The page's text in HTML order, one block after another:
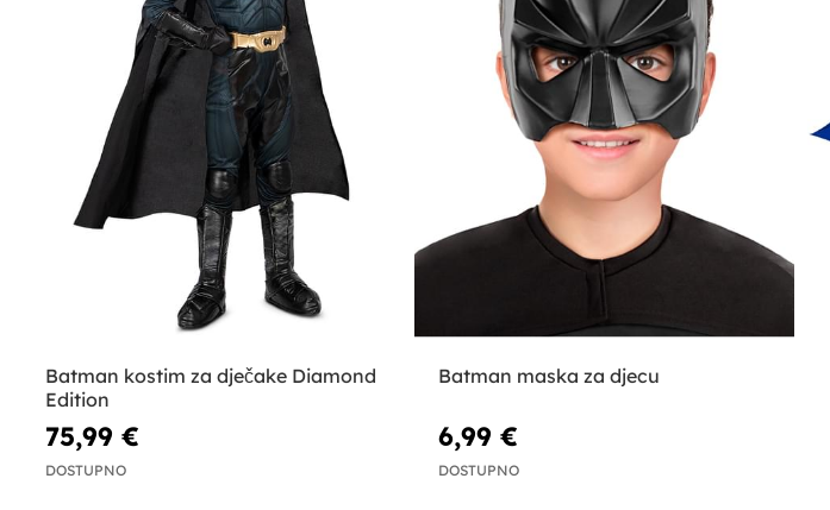
Batman kostim za dječake Diamond
Edition
75,99 €
DOSTUPNO
Batman maska za djecu
6,99 €
DOSTUPNO